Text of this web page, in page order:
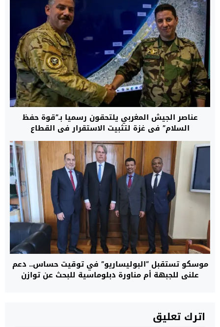
عناصر الجيش المغربي يلتحقون رسميا بـ”قوة حفظ
السلام” في غزة لتثبيت الاستقرار في القطاع
موسكو تستقبل “البوليساريو” في توقيت حساس.. دعم
علني للجبهة أم مناورة دبلوماسية للبحث عن توازن
اترك تعليق